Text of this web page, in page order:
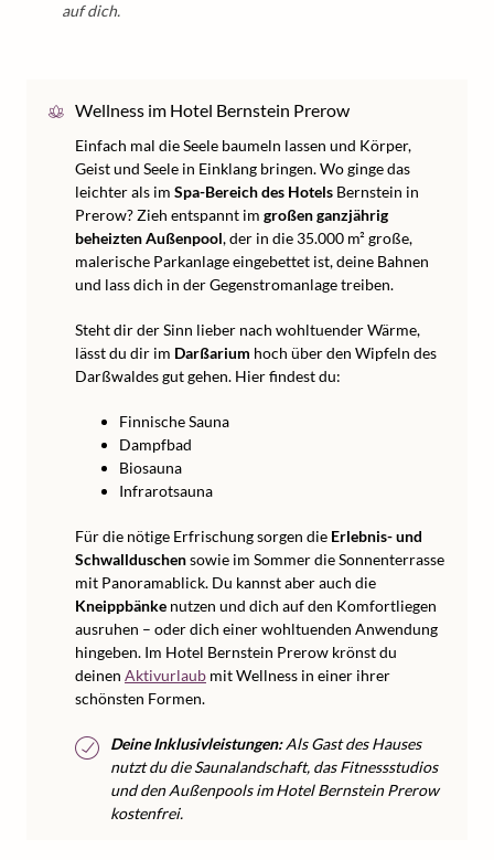
auf dich.
Wellness im Hotel Bernstein Prerow
Einfach mal die Seele baumeln lassen und Körper,
Geist und Seele in Einklang bringen. Wo ginge das
leichter als im Spa-Bereich des Hotels Bernstein in
Prerow? Zieh entspannt im großen ganzjährig
beheizten Außenpool, der in die 35.000 m² große,
malerische Parkanlage eingebettet ist, deine Bahnen
und lass dich in der Gegenstromanlage treiben.
Steht dir der Sinn lieber nach wohltuender Wärme,
lässt du dir im Darßarium hoch über den Wipfeln des
Darßwaldes gut gehen. Hier findest du:
Finnische Sauna
Dampfbad
Biosauna
Infrarotsauna
Für die nötige Erfrischung sorgen die Erlebnis- und
Schwallduschensowie im Sommer die Sonnenterrasse
mit Panoramablick. Du kannst aber auch die
Kneippbänke nutzen und dich auf den Komfortliegen
ausruhen – oder dich einer wohltuenden Anwendung
hingeben. Im Hotel Bernstein Prerow krönst du
deinen Aktivurlaub mit Wellness in einer ihrer
schönsten Formen.
Deine Inklusivleistungen:Als Gast des Hauses
nutzt du die Saunalandschaft, das Fitnessstudios
und den Außenpools im Hotel Bernstein Prerow
kostenfrei.